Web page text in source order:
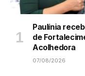
Paulínia
de
Acolhedora
07/08/2026